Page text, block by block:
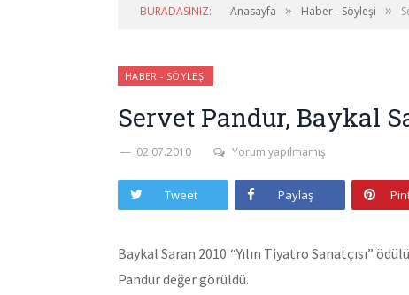
BURADASINIZ: Anasayfa » Haber - Söyleşi »
HABER - SÖYLEŞI
Servet Pandur, Baykal
02.07.2010 Yorum yapılmamış
Tweet Paylaş
Baykal Saran 2010 “Yılın Tiyatro Sanatçısı”
Pandur değer görüldü.